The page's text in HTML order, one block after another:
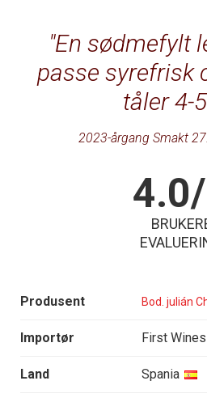
En sødmefylt
passe syrefrisk
tåler 4-
2023-årgang Smakt
Produsent Bod. julián
Importør First
Land Spania